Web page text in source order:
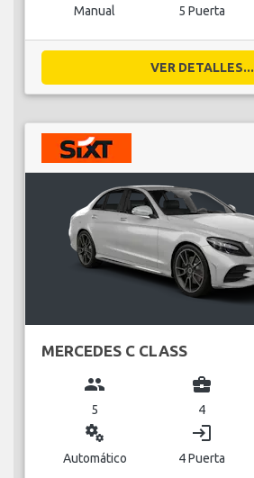
Manual 5 Puerta
VER DETALLES...
MERCEDES C CLASS
group
5
business_center
4
miscellaneous_services
Automático
login
4 Puerta